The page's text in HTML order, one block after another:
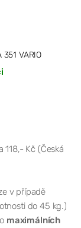
351 VARIO
Kč (Česká
v případě
do 45 kg.)
maximálních